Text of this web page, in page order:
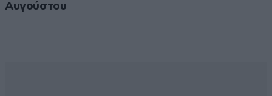
Αυγούστου